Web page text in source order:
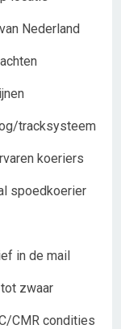
Nederland
tracksysteem
koeriers
spoedkoerier
in de mail
zwaar
CMR condities